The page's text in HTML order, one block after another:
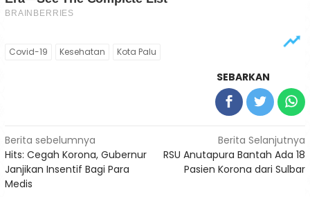
Covid-19 Kesehatan Kota Palu
SEBARKAN
Navigasi
pos
Berita sebelumnya
Hits: Cegah Korona, Gubernur
Janjikan Insentif Bagi Para
Medis
Berita Selanjutnya
RSU Anutapura Bantah Ada 18
Pasien Korona dari Sulbar